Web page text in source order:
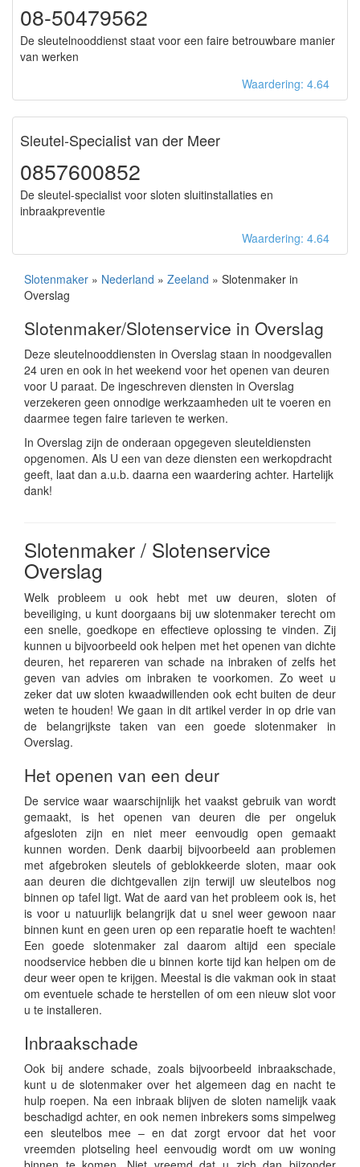
08-50479562
De sleutelnooddienst staat voor een faire betrouwbare manier
van werken
Waardering: 4.64
Sleutel-Specialist van der Meer
0857600852
De sleutel-specialist voor sloten sluitinstallaties en
inbraakpreventie
Waardering: 4.64
Slotenmaker » Nederland » Zeeland » Slotenmaker in
Overslag
Slotenmaker/Slotenservice in Overslag
Deze sleutelnooddiensten in Overslag staan in noodgevallen
24 uren en ook in het weekend voor het openen van deuren
voor U paraat. De ingeschreven diensten in Overslag
verzekeren geen onnodige werkzaamheden uit te voeren en
daarmee tegen faire tarieven te werken.
In Overslag zijn de onderaan opgegeven sleuteldiensten
opgenomen. Als U een van deze diensten een werkopdracht
geeft, laat dan a.u.b. daarna een waardering achter. Hartelijk
dank!
Slotenmaker / Slotenservice
Overslag
Welk probleem u ook hebt met uw deuren, sloten of
beveiliging, u kunt doorgaans bij uw slotenmaker terecht om
een snelle, goedkope en effectieve oplossing te vinden. Zij
kunnen u bijvoorbeeld ook helpen met het openen van dichte
deuren, het repareren van schade na inbraken of zelfs het
geven van advies om inbraken te voorkomen. Zo weet u
zeker dat uw sloten kwaadwillenden ook echt buiten de deur
weten te houden! We gaan in dit artikel verder in op drie van
de belangrijkste taken van een goede slotenmaker in
Overslag.
Het openen van een deur
De service waar waarschijnlijk het vaakst gebruik van wordt
gemaakt, is het openen van deuren die per ongeluk
afgesloten zijn en niet meer eenvoudig open gemaakt
kunnen worden. Denk daarbij bijvoorbeeld aan problemen
met afgebroken sleutels of geblokkeerde sloten, maar ook
aan deuren die dichtgevallen zijn terwijl uw sleutelbos nog
binnen op tafel ligt. Wat de aard van het probleem ook is, het
is voor u natuurlijk belangrijk dat u snel weer gewoon naar
binnen kunt en geen uren op een reparatie hoeft te wachten!
Een goede slotenmaker zal daarom altijd een speciale
noodservice hebben die u binnen korte tijd kan helpen om de
deur weer open te krijgen. Meestal is die vakman ook in staat
om eventuele schade te herstellen of om een nieuw slot voor
u te installeren.
Inbraakschade
Ook bij andere schade, zoals bijvoorbeeld inbraakschade,
kunt u de slotenmaker over het algemeen dag en nacht te
hulp roepen. Na een inbraak blijven de sloten namelijk vaak
beschadigd achter, en ook nemen inbrekers soms simpelweg
een sleutelbos mee – en dat zorgt ervoor dat het voor
vreemden plotseling heel eenvoudig wordt om uw woning